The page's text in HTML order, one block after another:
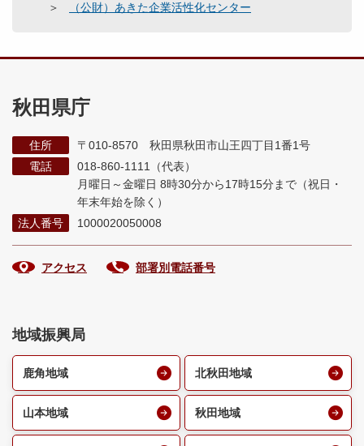
（公財）あきた企業活性化センター
秋田県庁
住所
〒010-8570 秋田県秋田市山王四丁目1番1号
電話
018-860-1111（代表）
月曜日～金曜日 8時30分から17時15分まで （祝日・
年末年始を除く）
法人番号
1000020050008
アクセス 部署別電話番号
地域振興局
鹿角地域 北秋田地域
山本地域 秋田地域